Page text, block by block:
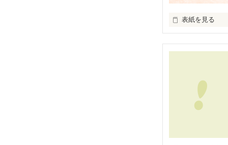
表紙を見る
           ＴＵＮ。